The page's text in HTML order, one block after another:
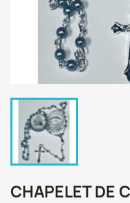
CHAPELET DE